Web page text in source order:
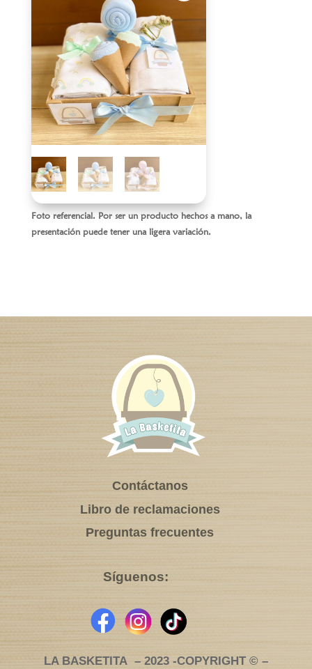
Foto referencial. Por ser un producto hechos a mano, la
presentación puede tener una ligera variación.
Contáctanos
Libro de reclamaciones
Preguntas frecuentes
Síguenos:
LA BASKETITA – 2023 -COPYRIGHT © –